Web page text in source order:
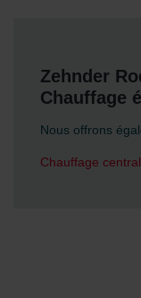
Zehnder
Chauffage
Nous offrons
Chauffage central